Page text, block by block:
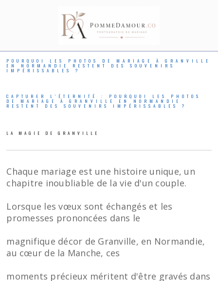
POURQUOI LES PHOTOS DE MARIAGE À GRANVILLE
EN NORMANDIE RESTENT DES SOUVENIRS
IMPÉRISSABLES ?
CAPTURER L'ÉTERNITÉ : POURQUOI LES PHOTOS
DE MARIAGE À GRANVILLE EN NORMANDIE
RESTENT DES SOUVENIRS IMPÉRISSABLES ?
LA MAGIE DE GRANVILLE
Chaque mariage est une histoire unique, un
chapitre inoubliable de la vie d'un couple.
Lorsque les vœux sont échangés et les
promesses prononcées dans le
magnifique décor de Granville, en Normandie,
au cœur de la Manche, ces
moments précieux méritent d'être gravés dans